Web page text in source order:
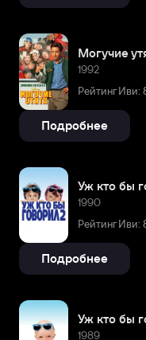
Могучие
1992
Рейтинг Иви:
Подробнее
Уж кто бы
1990
Рейтинг Иви:
Подробнее
Уж кто бы
1989